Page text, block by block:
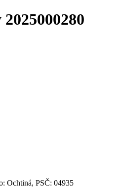
Ochtiná, PSČ: 04935